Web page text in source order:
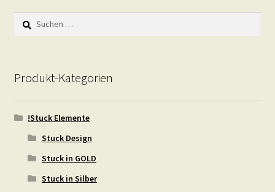
Suchen
nach:
Produkt-Kategorien
!Stuck Elemente
Stuck Design
Stuck in GOLD
Stuck in Silber